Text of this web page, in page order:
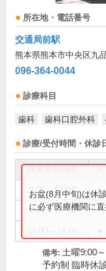
所在地・電話番号
交通局前駅
熊本県熊本市中央区九
096-364-0044
診療科目
歯科 歯科口腔外科
診療/受付時間・休診
9:00～13:00 ●
9:00～14:00
お盆(8月中旬)は休
に必ず医療機関に直
備考: 土曜9:00
予約制 臨時休